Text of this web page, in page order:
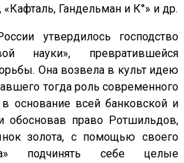
Гандельман и К°» и др.
утвердилось господство
науки», превратившейся
Она возвела в культ идею
тогда роль современного
основание всей банковской и
обосновав право Ротшильдов,
золота, с помощью своего
подчинять себе целые